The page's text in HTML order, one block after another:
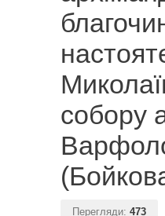
собору
Перегляди: 473